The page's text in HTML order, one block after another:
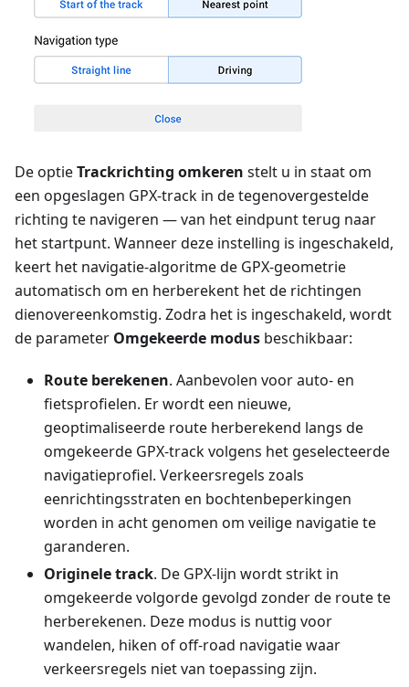
De optieTrackrichting omkeren stelt u in staat om
een opgeslagen GPX-track in de tegenovergestelde
richting te navigeren — van het eindpunt terug naar
het startpunt. Wanneer deze instelling is ingeschakeld,
keert het navigatie-algoritme de GPX-geometrie
automatisch om en herberekent het de richtingen
dienovereenkomstig. Zodra het is ingeschakeld, wordt
de parameter Omgekeerde modus beschikbaar:
Route berekenen. Aanbevolen voor auto- en
fietsprofielen. Er wordt een nieuwe,
geoptimaliseerde route herberekend langs de
omgekeerde GPX-track volgens het geselecteerde
navigatieprofiel. Verkeersregels zoals
eenrichtingsstraten en bochtenbeperkingen
worden in acht genomen om veilige navigatie te
garanderen.
Originele track. De GPX-lijn wordt strikt in
omgekeerde volgorde gevolgd zonder de route te
herberekenen. Deze modus is nuttig voor
wandelen, hiken of off-road navigatie waar
verkeersregels niet van toepassing zijn.